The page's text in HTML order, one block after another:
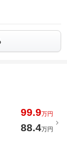
99.9万円
88.4万円